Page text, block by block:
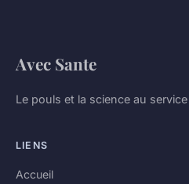
Avec Sante
Le pouls et la science au
LIENS
Accueil